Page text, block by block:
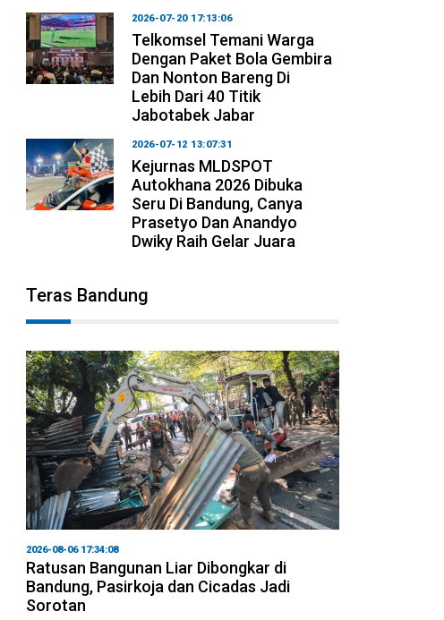
2026-07-20 17:13:06
Telkomsel Temani Warga
Dengan Paket Bola Gembira
Dan Nonton Bareng Di
Lebih Dari 40 Titik
Jabotabek Jabar
2026-07-12 13:07:31
Kejurnas MLDSPOT
Autokhana 2026 Dibuka
Seru Di Bandung, Canya
Prasetyo Dan Anandyo
Dwiky Raih Gelar Juara
Teras Bandung
2026-08-06 17:34:08
Ratusan Bangunan Liar Dibongkar di
Bandung, Pasirkoja dan Cicadas Jadi
Sorotan